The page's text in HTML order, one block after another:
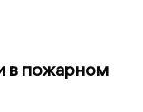
в пожарном